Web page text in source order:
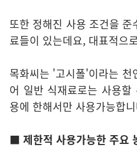
또한 정해진 사용 조건을
료들이 있는데요, 대표적으
목화씨는 '고시폴'이라는 천
어 일반 식재료로는 사용
용에 한해서만 사용가능합
■ 제한적 사용가능한 주요